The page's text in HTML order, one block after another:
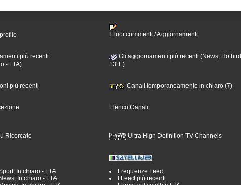
I Tuoi commenti / Aggiornamenti
più recenti
- FTA)
Gli aggiornamenti più recenti (News, Hotbird
13°E)
più recenti Canali temporaneamente in chiaro (7)
Elenco Canali
Ricercate Ultra High Definition TV Channels
In chiaro - FTA
In chiaro - FTA
Frequenze Feed
I Feed più recenti